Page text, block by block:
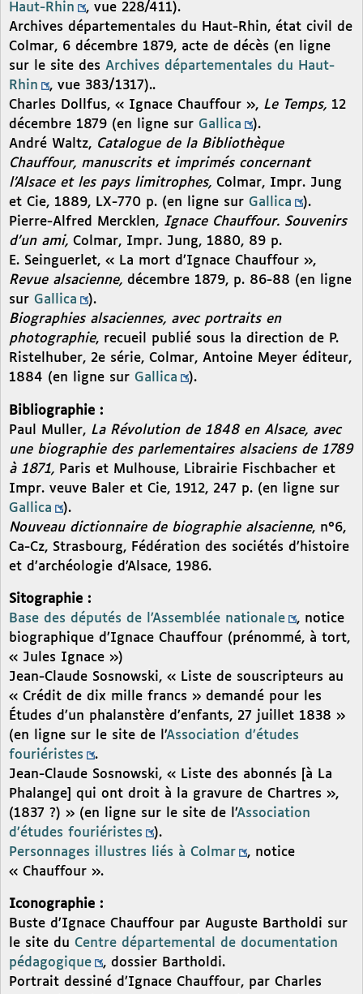
Haut-Rhin
, vue 228/411).
Archives départementales du Haut-Rhin, état civil de
Colmar, 6 décembre 1879, acte de décès (en ligne
sur le site des Archives départementales du Haut-
Rhin
, vue 383/1317)..
Charles Dollfus, « Ignace Chauffour », Le Temps, 12
décembre 1879 (en ligne sur Gallica
).
André Waltz, Catalogue de la Bibliothèque
Chauffour, manuscrits et imprimés concernant
l’Alsace et les pays limitrophes, Colmar, Impr. Jung
et Cie, 1889, LX-770 p. (en ligne sur Gallica
).
Pierre-Alfred Mercklen, Ignace Chauffour. Souvenirs
d’un ami, Colmar, Impr. Jung, 1880, 89 p.
E. Seinguerlet, « La mort d’Ignace Chauffour »,
Revue alsacienne, décembre 1879, p. 86-88 (en ligne
sur Gallica
).
Biographies alsaciennes, avec portraits en
photographie, recueil publié sous la direction de P.
Ristelhuber, 2e série, Colmar, Antoine Meyer éditeur,
1884 (en ligne sur Gallica ).
Bibliographie :
Paul Muller, La Révolution de 1848 en Alsace, avec
une biographie des parlementaires alsaciens de 1789
à 1871, Paris et Mulhouse, Librairie Fischbacher et
Impr. veuve Baler et Cie, 1912, 247 p. (en ligne sur
Gallica
).
Nouveau dictionnaire de biographie alsacienne, n°6,
Ca-Cz, Strasbourg, Fédération des sociétés d’histoire
et d’archéologie d’Alsace, 1986.
Sitographie :
Base des députés de l’Assemblée nationale
, notice
biographique d’Ignace Chauffour (prénommé, à tort,
« Jules Ignace »)
Jean-Claude Sosnowski, « Liste de souscripteurs au
« Crédit de dix mille francs » demandé pour les
Études d’un phalanstère d’enfants, 27 juillet 1838 »
(en ligne sur le site de l’Association d’études
fouriéristes
.
Jean-Claude Sosnowski, « Liste des abonnés [à La
Phalange] qui ont droit à la gravure de Chartres »,
(1837 ?) » (en ligne sur le site de l’Association
d’études fouriéristes
).
Personnages illustres liés à Colmar
, notice
« Chauffour ».
Iconographie :
Buste d’Ignace Chauffour par Auguste Bartholdi sur
le site du Centre départemental de documentation
pédagogique
, dossier Bartholdi.
Portrait dessiné d’Ignace Chauffour, par Charles